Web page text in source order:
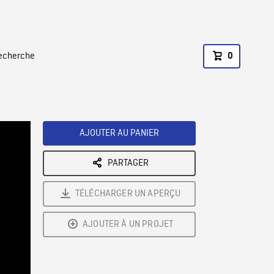
0
AJOUTER AU PANIER
PARTAGER
TÉLÉCHARGER UN APERÇU
AJOUTER À UN PROJET